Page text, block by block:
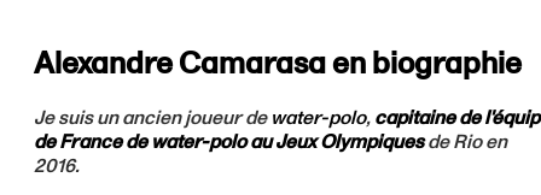
Alexandre Camarasa en biographie
Je suis un ancien joueur dewater-polo,capitaine de
de France de water-polo au Jeux Olympiquesde Rio en
2016.